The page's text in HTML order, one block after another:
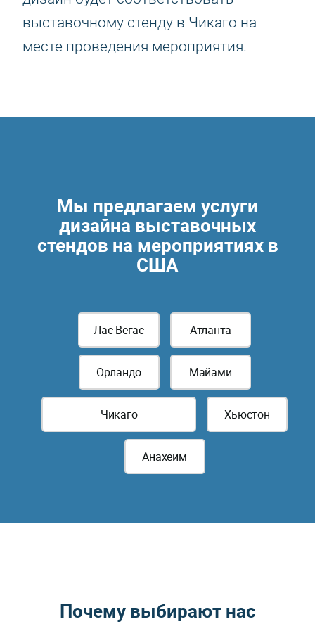
выставочному стенду в Чикаго на
месте проведения мероприятия.
Мы предлагаем услуги
дизайна выставочных
стендов на мероприятиях в
США
Лас Вегас Атланта
Орландо Майами
Чикаго Хьюстон
Анахеим
Почему выбирают нас